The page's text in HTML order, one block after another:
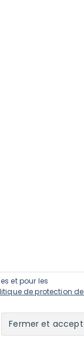
et pour les
de protection